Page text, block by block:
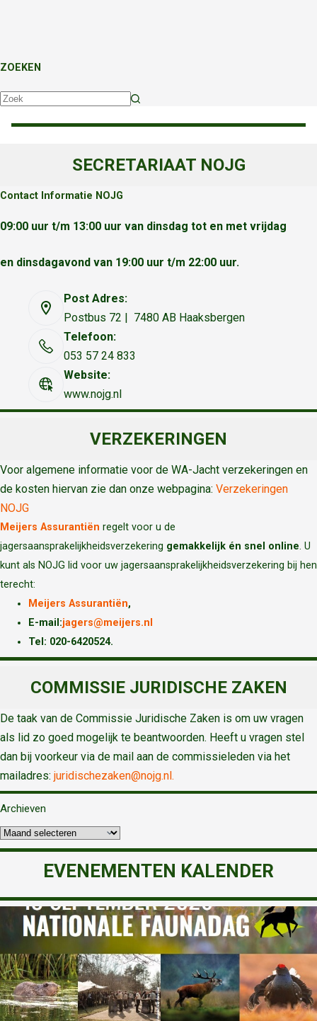
ZOEKEN
SECRETARIAAT NOJG
Contact Informatie NOJG
09:00 uur t/m 13:00 uur van dinsdag tot en met vrijdag
en dinsdagavond van 19:00 uur t/m 22:00 uur.
Post Adres:
Postbus 72 | 7480 AB Haaksbergen
Telefoon:
053 57 24 833
Website:
www.nojg.nl
VERZEKERINGEN
Voor algemene informatie voor de WA-Jacht verzekeringen en
de kosten hiervan zie dan onze webpagina: Verzekeringen
NOJG
Meijers Assurantiën regelt voor u de
jagersaansprakelijkheidsverzekering gemakkelijk én snel online. U
kunt als NOJG lid voor uw jagersaansprakelijkheidsverzekering bij hen
terecht:
Meijers Assurantiën,
E-mail:jagers@meijers.nl
Tel: 020-6420524.
COMMISSIE JURIDISCHE ZAKEN
De taak van de Commissie Juridische Zaken is om uw vragen
als lid zo goed mogelijk te beantwoorden. Heeft u vragen stel
dan bij voorkeur via de mail aan de commissieleden via het
mailadres: juridischezaken@nojg.nl.
Archieven
EVENEMENTEN KALENDER